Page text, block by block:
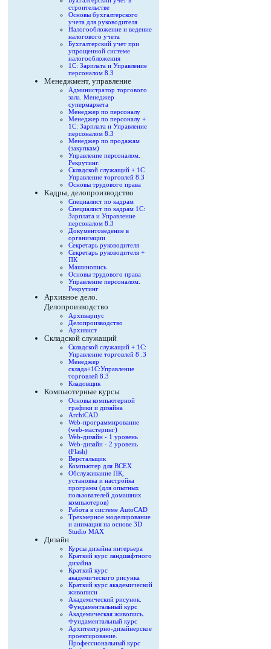
строительстве
Основы бухгалтерского
учета для руководителя
Налогообложение и ведение
налогового учета
Бухгалтерский учет при
упрощенной системе
налогообложения
1С: Зарплата и Управление
персоналом 8.3
Менеджмент, управление
Администратор торгового
зала. Менеджер
супермаркета
Менеджер по персоналу
Менеджер по персоналу +
1С: Зарплата и Управление
персоналом 8.3
Менеджер по продажам
(закупкам)
Управление персоналом.
Рекрутинг.
Складской служащий + 1С
Управление торговлей 8.3
Основы трудового права
Кадры, делопроизводство
Специалист по кадрам
Специалист по кадрам 1С:
Зарплата и Управление
персоналом 8.3
Документоведение в
организации
Секретарь руководителя
Секретарь руководителя +
ПК
Машинопись
Основы трудового права
Управление персоналом.
Рекрутинг
Архивное дело.
Делопроизводство
Архивариус
Делопроизводство
Архивист
Складской служащий
Складской служащий + 1С:
Управление торговлей 8 .3
Менеджер
склада+1С:Управление
торговлей 8.3
Кладовщик
Компьютерные курсы
Основы компьютерной
графики и дизайна
ArchiCAD
Web-программирование
(web-мастеринг)
Web-дизайн - 1 уровень
Web-дизайн - 2 уровень
(Flash)
Верстальщик
Компьютер для ВСЕХ
Обслуживание ПК,
установка и настройка
программ (для опытных
пользователей домашних
компьютеров)
Работа в системе AutoCAD
Трехмерное моделирование
и анимация на основе 3D
Studio MAX
Дизайн
Курсы дизайна интерьера
Краткий курс ландшафтного
дизайна
Краткий курс
академического рисунка
Краткий курс академической
живописи
Академический рисунок.
Фундаментальный курс
Академическая живопись.
Фундаментальный курс
Архитектурно-дизайнерское
проектирование.
Профессиональный курс